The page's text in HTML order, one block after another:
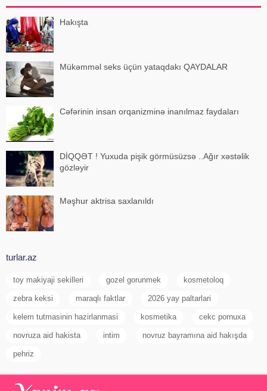
Hakışta
Mükəmməl seks üçün yataqdakı QAYDALAR
Cəfərinin insan orqanizminə inanılmaz faydaları
DİQQƏT ! Yuxuda pişik görmüsüzsə ..Ağır xəstəlik
gözləyir
Məşhur aktrisa saxlanıldı
turlar.az
toy makiyaji sekilleri gozel gorunmek kosmetoloq
zebra keksi maraqlı faktlar 2026 yay paltarlari
kelem tutmasinin hazirlanmasi kosmetika cekc pornuxa
novruza aid hakista intim novruz bayramına aid hakışda
pehriz